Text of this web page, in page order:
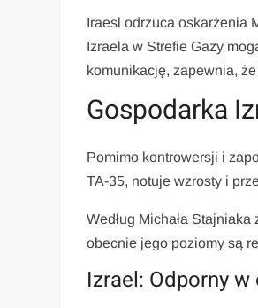
Iraesl odrzuca oskarżenia
Izraela w Strefie Gazy
komunikację, zapewnia,
Gospodarka
Pomimo kontrowersji i
TA-35, notuje wzrosty i
Według Michała
obecnie jego poziomy są
Izrael: Odporny